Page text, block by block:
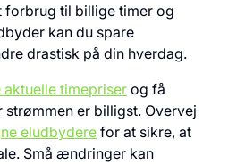
forbrug til billige timer og
kan du spare
drastisk på din hverdag.
aktuelle timepriser og få
er billigst. Overvej
eludbydere for at sikre, at
Små ændringer kan